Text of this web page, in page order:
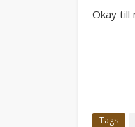
Okay till
Tags